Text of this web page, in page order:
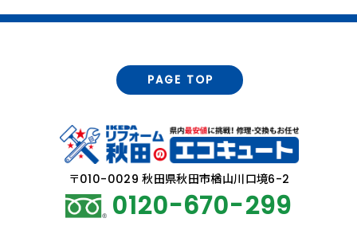
PAGE TOP
〒010-0029 秋田県秋田市楢山川口境6-2
0120-670-299